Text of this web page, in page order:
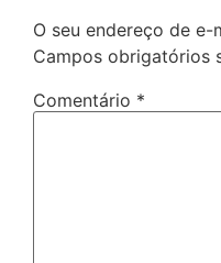
O seu endereço de
Campos obrigatórios
Comentário *